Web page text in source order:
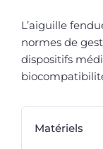
L’aiguille
normes de
dispositifs
Matériels